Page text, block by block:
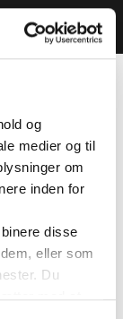
og
medier og til
om
inden for
disse
eller som
Du